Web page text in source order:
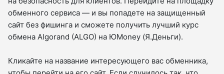
обменного сервиса — и вы попадете на защищенный
сайт без фишинга и сможете получить лучший курс
обмена Algorand (ALGO) на ЮMoney (Я.Деньги).
Кликайте на название интересующего вас обменника,